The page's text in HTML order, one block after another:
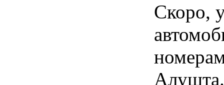
Скоро,
Алушта.